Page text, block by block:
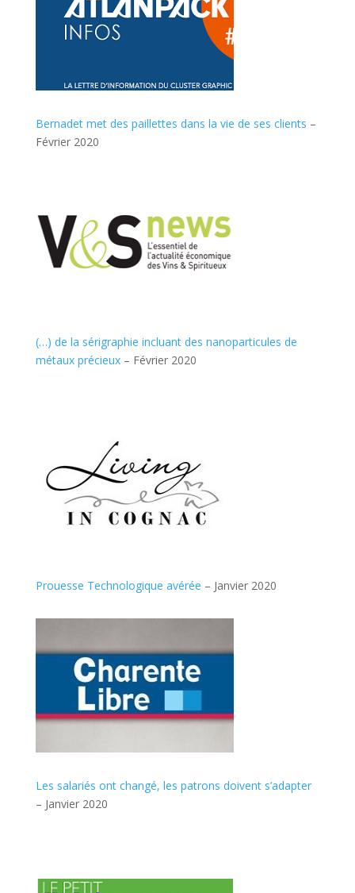
Bernadet met des paillettes dans la vie de ses clients –
Février 2020
(…) de la sérigraphie incluant des nanoparticules de
métaux précieux– Février 2020
Prouesse Technologique avérée – Janvier 2020
Les salariés ont changé, les patrons doivent s’adapter
– Janvier 2020